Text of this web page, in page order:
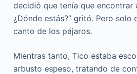
decidió que tenía que encontrar
¿Dónde estás?” gritó. Pero solo
canto de los pájaros.
Mientras tanto, Tico estaba
arbusto espeso, tratando de